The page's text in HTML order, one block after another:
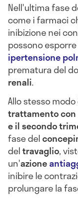
Nell'ultima fase
come i farmaci
inibizione nei
possono
ipertensione
prematura del
renali.
Allo stesso
trattamento
e il secondo
fase del
deltravaglio,
un'azione
inibire le
prolungare la